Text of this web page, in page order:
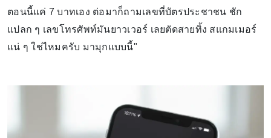
ตอนนี้แค่ 7 บาทเอง ต่อมาก็ถามเลขที่บัตรประชาชน ชัก
แปลก ๆ เลขโทรศัพท์มันยาวเวอร์ เลยตัดสายทิ้ง สแกมเมอร์
แน่ ๆ ใช่ไหมครับ มามุกแบบนี้"